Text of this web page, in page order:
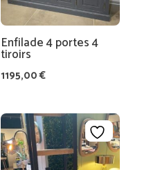
Enfilade 4 portes 4
tiroirs
1195,00€